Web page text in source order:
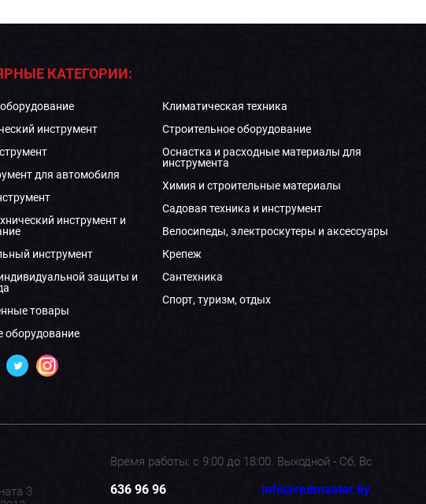
КАТЕГОРИИ:
инструмент
для автомобиля
инструмент и
инструмент
защиты и
товары
оборудование
Климатическая техника
Строительное оборудование
Оснастка и расходные материалы для
инструмента
Химия и строительные материалы
Садовая техника и инструмент
Велосипеды, электроскутеры и аксессуары
Крепеж
Сантехника
Спорт, туризм, отдых
3
Время работы: с 9:00 до 18:00. Выходной - Сб, Вс
636 96 96 info@redmaster.by